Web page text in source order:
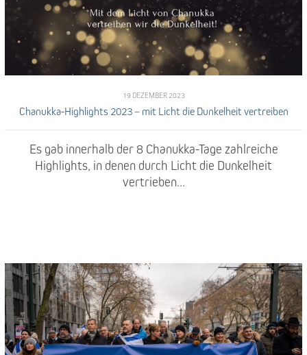
19 DEZEMBER 2023
Chanukka-Highlights 2023 – mit Licht die Dunkelheit vertreiben
Es gab innerhalb der 8 Chanukka-Tage zahlreiche
Highlights, in denen durch Licht die Dunkelheit
vertrieben...